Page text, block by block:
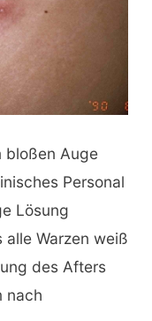
bloßen Auge
Personal
Lösung
Warzen weiß
des Afters
nach